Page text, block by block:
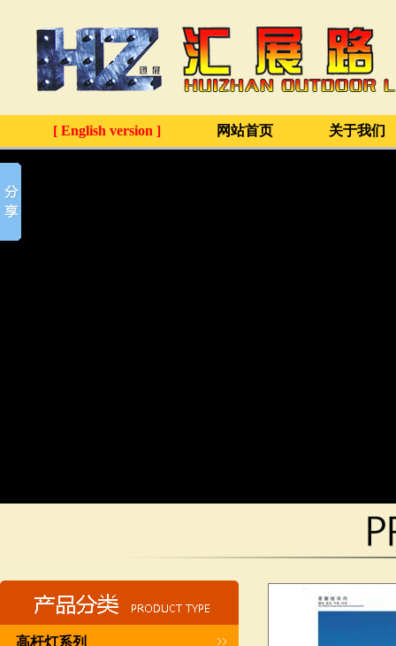
[ English version ] 网站首页 关于我们
高杆灯系列